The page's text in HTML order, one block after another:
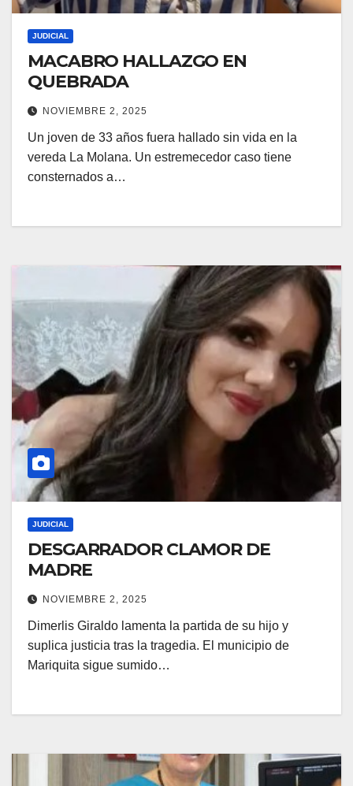
JUDICIAL
MACABRO HALLAZGO EN
QUEBRADA
NOVIEMBRE 2, 2025
Un joven de 33 años fuera hallado sin vida en la
vereda La Molana. Un estremecedor caso tiene
consternados a…
JUDICIAL
DESGARRADOR CLAMOR DE
MADRE
NOVIEMBRE 2, 2025
Dimerlis Giraldo lamenta la partida de su hijo y
suplica justicia tras la tragedia. El municipio de
Mariquita sigue sumido…